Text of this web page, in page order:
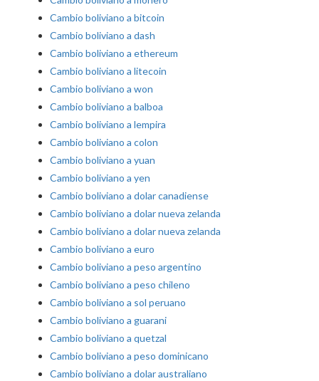
Cambio boliviano a bitcoin
Cambio boliviano a dash
Cambio boliviano a ethereum
Cambio boliviano a litecoin
Cambio boliviano a won
Cambio boliviano a balboa
Cambio boliviano a lempira
Cambio boliviano a colon
Cambio boliviano a yuan
Cambio boliviano a yen
Cambio boliviano a dolar canadiense
Cambio boliviano a dolar nueva zelanda
Cambio boliviano a dolar nueva zelanda
Cambio boliviano a euro
Cambio boliviano a peso argentino
Cambio boliviano a peso chileno
Cambio boliviano a sol peruano
Cambio boliviano a guarani
Cambio boliviano a quetzal
Cambio boliviano a peso dominicano
Cambio boliviano a dolar australiano